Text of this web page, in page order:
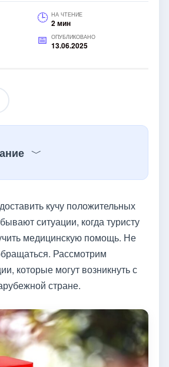
НА ЧТЕНИЕ
2 мин
ОПУБЛИКОВАНО
13.06.2025
кучу положительных
ситуации, когда туристу
медицинскую помощь. Не
Рассмотрим
которые могут возникнуть с
стране.